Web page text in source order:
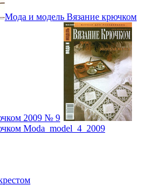
Мода и модель Вязание крючком
2009 № 9
Moda_model_4_2009